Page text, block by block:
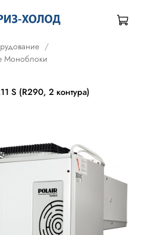
Моноблоки
S (R290, 2 контура)